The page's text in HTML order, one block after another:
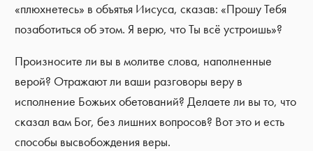
«плюхнетесь» в объятья Иисуса, сказав: «Прошу Тебя
позаботиться об этом. Я верю, что Ты всё устроишь»?
Произносите ли вы в молитве слова, наполненные
верой? Отражают ли ваши разговоры веру в
исполнение Божьих обетований? Делаете ли вы то, что
сказал вам Бог, без лишних вопросов? Вот это и есть
способы высвобождения веры.